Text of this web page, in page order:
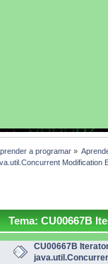
a programar»
Modification
Tema: CU00667B
CU00667B